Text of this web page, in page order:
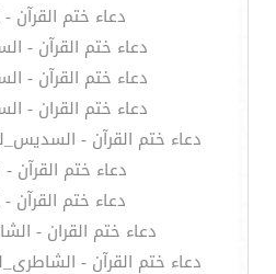
دعاء ختم
دعاء ختم القرآن -
دعاء ختم القرآن -
دعاء ختم القران -
دعاء ختم القرآن -
دعاء ختم القرآن
دعاء ختم القرآن
دعاء ختم القران -
دعاء ختم القرآن -